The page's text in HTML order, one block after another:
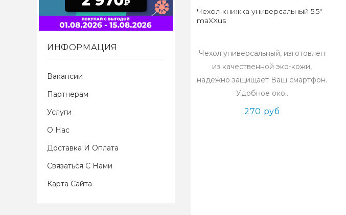
ИНФОРМАЦИЯ
Вакансии
Партнерам
Услуги
О Нас
Доставка И Оплата
Связаться С Нами
Карта Сайта
Чехол-книжка универсальный 5.5"
maXXus
Чехол универсальный, изготовлен
из качественной эко-кожи,
надежно защищает Ваш смартфон.
Удобное око..
270 руб